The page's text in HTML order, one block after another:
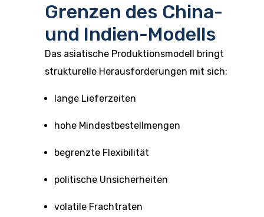
Grenzen des China-
und Indien-Modells
Das asiatische Produktionsmodell bringt
strukturelle Herausforderungen mit sich:
lange Lieferzeiten
hohe Mindestbestellmengen
begrenzte Flexibilität
politische Unsicherheiten
volatile Frachtraten